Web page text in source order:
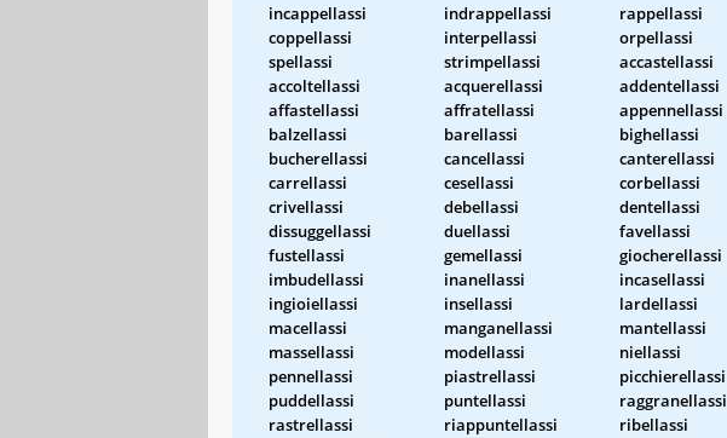
incappellassi indrappellassi rappellassi
coppellassi
interpellassi orpellassi
spellassi
strimpellassi accastellassi
accoltellassi
acquerellassi addentellassi
affastellassi
affratellassi appennellassi
balzellassi
barellassi bighellassi
bucherellassi
cancellassi canterellassi
carrellassi
cesellassi corbellassi
crivellassi
debellassi dentellassi
dissuggellassi
duellassi favellassi
fustellassi
gemellassi giocherellassi
imbudellassi
inanellassi incasellassi
ingioiellassi
insellassi lardellassi
macellassi
manganellassi mantellassi
massellassi
modellassi niellassi
pennellassi
piastrellassi picchierellassi
puddellassi
puntellassi raggranellassi
rastrellassi
riappuntellassi ribellassi